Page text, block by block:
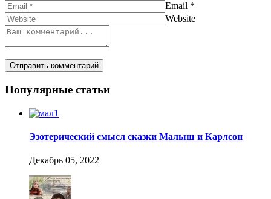
Email *
Website
Популярные статьи
Эзотерический смысл сказки Малыш и Карлсон
Декабрь 05, 2022